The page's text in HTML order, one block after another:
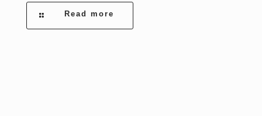
Read more